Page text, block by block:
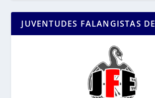
JUVENTUDES FALANGISTAS